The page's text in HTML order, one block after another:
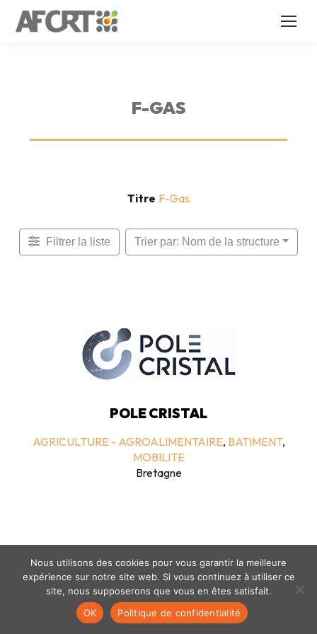
F-GAS
Titre F-Gas
Filtrer la liste Trier par: Nom de la structure
POLE CRISTAL
AGRICULTURE - AGROALIMENTAIRE, BATIMENT,
MOBILITE
Bretagne
Mentions légales - politique de confidentialité
Nous utilisons des cookies pour vous garantir la meilleure
expérience sur notre site web. Si vous continuez à utiliser ce
site, nous supposerons que vous en êtes satisfait.
OK
Politique de confidentialité